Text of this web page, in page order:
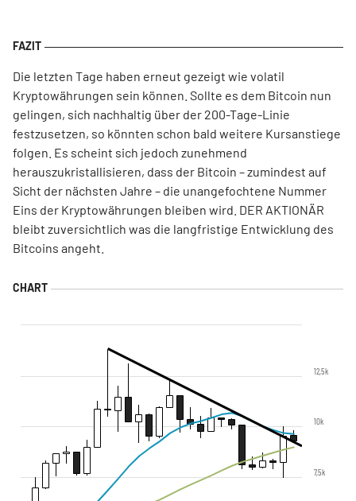
Die letzten Tage haben erneut gezeigt wie volatil
Kryptowährungen sein können. Sollte es dem Bitcoin nun
gelingen, sich nachhaltig über der 200-Tage-Linie
festzusetzen, so könnten schon bald weitere Kursanstiege
folgen. Es scheint sich jedoch zunehmend
herauszukristallisieren, dass der Bitcoin – zumindest auf
Sicht der nächsten Jahre – die unangefochtene Nummer
Eins der Kryptowährungen bleiben wird. DER AKTIONÄR
bleibt zuversichtlich was die langfristige Entwicklung des
Bitcoins angeht.
7,5k
10k
12,5k